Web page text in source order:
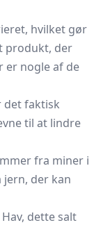
hvilket gør
produkt, der
er nogle af de
det faktisk
til at lindre
fra miner i
jern, der kan
dette salt